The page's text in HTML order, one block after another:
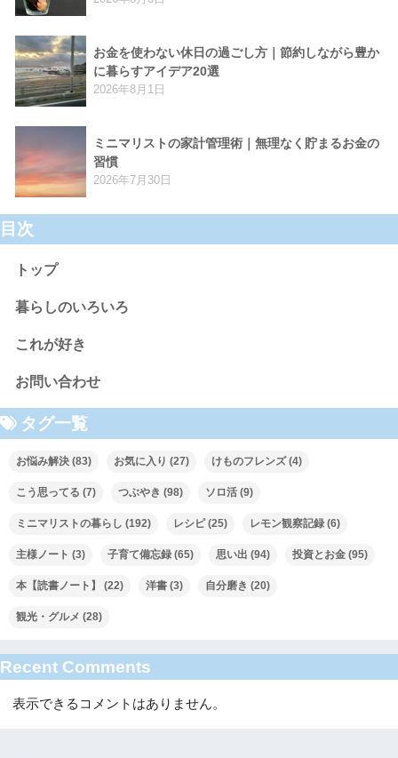
お金を使わない休日の過ごし方｜節約しながら豊か
に暮らすアイデア20選
2026年8月1日
ミニマリストの家計管理術｜無理なく貯まるお金の
習慣
2026年7月30日
目次
トップ
暮らしのいろいろ
これが好き
お問い合わせ
タグ一覧
お悩み解決 (83) お気に入り (27) けものフレンズ(4)
こう思ってる (7) つぶやき (98) ソロ活 (9)
ミニマリストの暮らし (192) レシピ(25) レモン観察記録 (6)
主様ノート (3) 子育て備忘録 (65) 思い出 (94) 投資とお金 (95)
本【読書ノート】 (22) 洋書 (3) 自分磨き (20)
観光・グルメ (28)
Recent Comments
表示できるコメントはありません。